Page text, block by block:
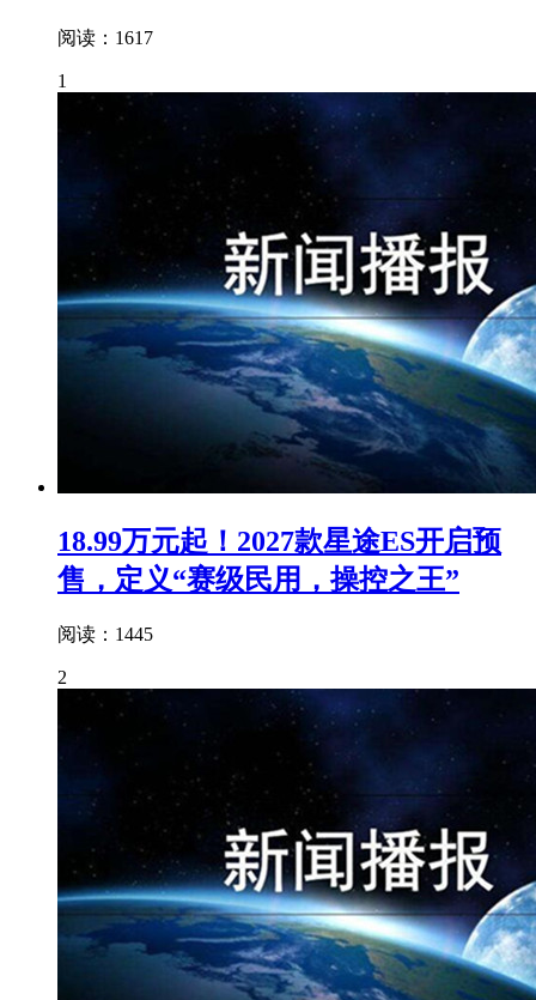
阅读：1617
1
18.99万元起！2027款星途ES开启预
售，定义“赛级民用，操控之王”
阅读：1445
2